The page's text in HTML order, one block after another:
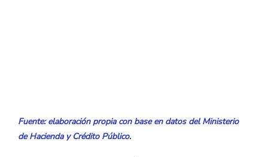
Fuente: elaboración propia con base en datos del Ministerio
de Hacienda y Crédito Público.